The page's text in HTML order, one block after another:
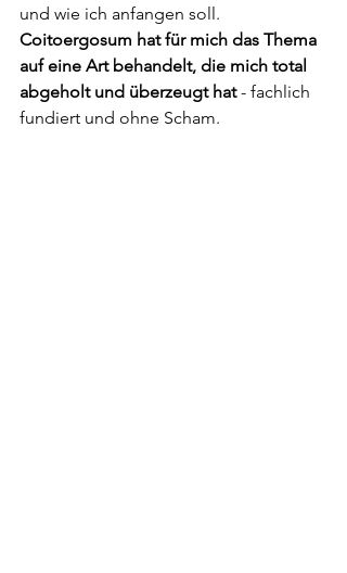
und wie ich anfangen soll.
Coitoergosum hat für mich das Thema
auf eine Art behandelt, die mich total
abgeholt und überzeugt hat - fachlich
fundiert und ohne Scham.